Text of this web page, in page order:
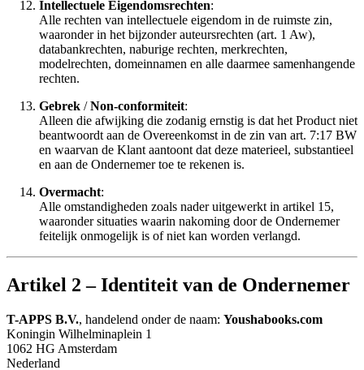
Intellectuele Eigendomsrechten:
Alle rechten van intellectuele eigendom in de ruimste zin,
waaronder in het bijzonder auteursrechten (art. 1 Aw),
databankrechten, naburige rechten, merkrechten,
modelrechten, domeinnamen en alle daarmee samenhangende
rechten.
Gebrek /Non-conformiteit:
Alleen die afwijking die zodanig ernstig is dat het Product niet
beantwoordt aan de Overeenkomst in de zin van art. 7:17 BW
en waarvan de Klant aantoont dat deze materieel, substantieel
en aan de Ondernemer toe te rekenen is.
Overmacht:
Alle omstandigheden zoals nader uitgewerkt in artikel 15,
waaronder situaties waarin nakoming door de Ondernemer
feitelijk onmogelijk is of niet kan worden verlangd.
Artikel 2 – Identiteit van de Ondernemer
T-APPS B.V., handelend onder de naam: Youshabooks.com
Koningin Wilhelminaplein 1
1062 HG Amsterdam
Nederland